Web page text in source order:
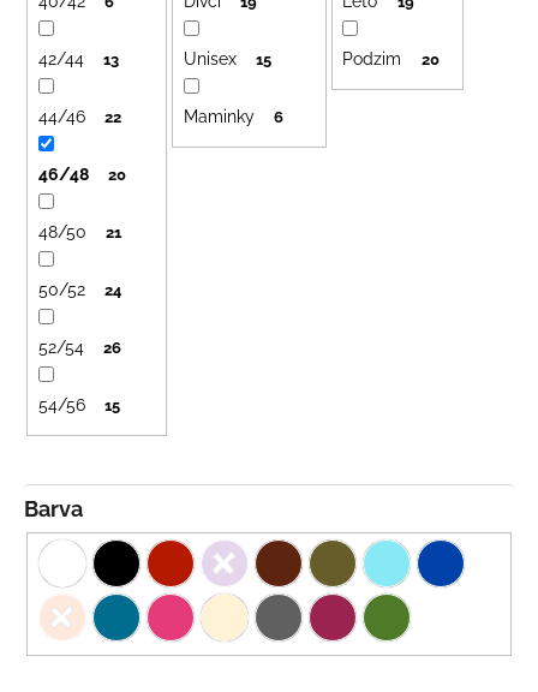
d
u
ů
Barva
Unisex 15
Maminky 6
Podzim 20
42/44 13
44/46 22
46/48 20
48/50 21
50/52 24
52/54 26
54/56 15
m
LETNÍ
ČEPICE
UV
SVĚTLE
Kč